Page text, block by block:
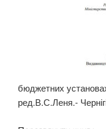
бюджетних
ред.В.С.Леня.-